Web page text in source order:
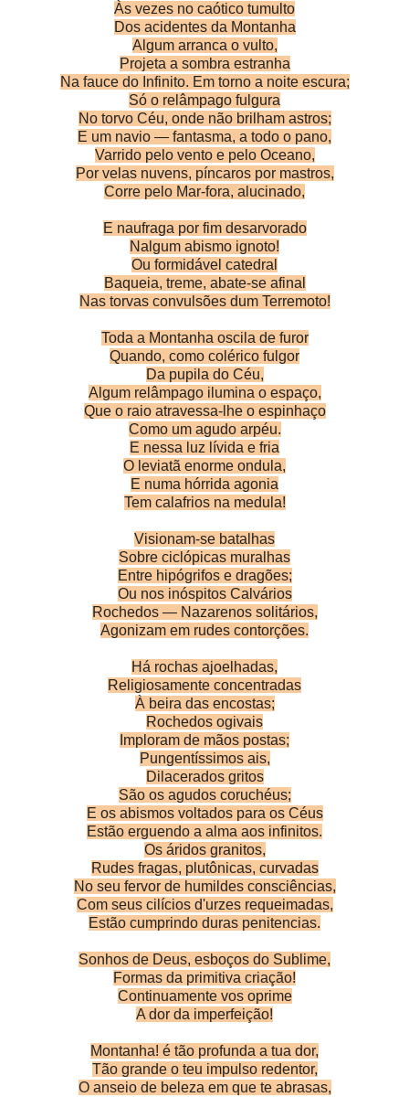
Às vezes no caótico tumulto
Dos acidentes da Montanha
Algum arranca o vulto,
Projeta a sombra estranha
Na fauce do Infinito. Em torno a noite escura;
Só o relâmpago fulgura
No torvo Céu, onde não brilham astros;
E um navio — fantasma, a todo o pano,
Varrido pelo vento e pelo Oceano,
Por velas nuvens, píncaros por mastros,
Corre pelo Mar-fora, alucinado,
E naufraga por fim desarvorado
Nalgum abismo ignoto!
Ou formidável catedral
Baqueia, treme, abate-se afinal
Nas torvas convulsões dum Terremoto!
Toda a Montanha oscila de furor
Quando, como colérico fulgor
Da pupila do Céu,
Algum relâmpago ilumina o espaço,
Que o raio atravessa-lhe o espinhaço
Como um agudo arpéu.
E nessa luz lívida e fria
O leviatã enorme ondula,
E numa hórrida agonia
Tem calafrios na medula!
Visionam-se batalhas
Sobre ciclópicas muralhas
Entre hipógrifos e dragões;
Ou nos inóspitos Calvários
Rochedos — Nazarenos solitários,
Agonizam em rudes contorções.
Há rochas ajoelhadas,
Religiosamente concentradas
À beira das encostas;
Rochedos ogivais
Imploram de mãos postas;
Pungentíssimos ais,
Dilacerados gritos
São os agudos coruchéus;
E os abismos voltados para os Céus
Estão erguendo a alma aos infinitos.
Os áridos granitos,
Rudes fragas, plutônicas, curvadas
No seu fervor de humildes consciências,
Com seus cilícios d'urzes requeimadas,
Estão cumprindo duras penitencias.
Sonhos de Deus, esboços do Sublime,
Formas da primitiva criação!
Continuamente vos oprime
A dor da imperfeição!
Montanha! é tão profunda a tua dor,
Tão grande o teu impulso redentor,
O anseio de beleza em que te abrasas,